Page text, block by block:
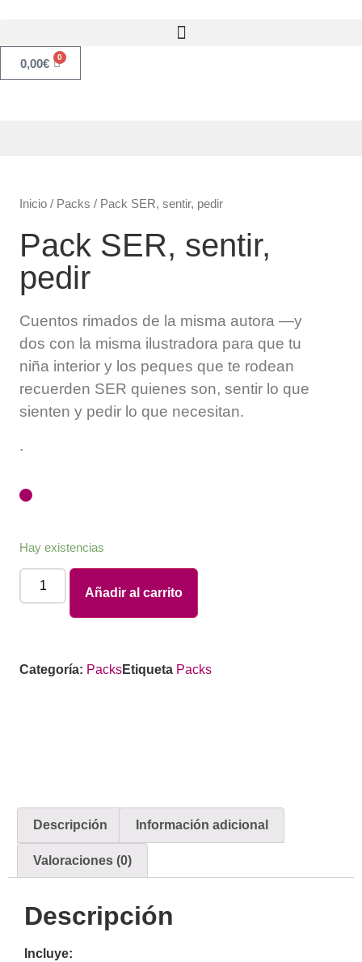
0,00€ 0
Inicio / Packs / Pack SER, sentir, pedir
Pack SER, sentir,
pedir
Cuentos rimados de la misma autora —y
dos con la misma ilustradora para que tu
niña interior y los peques que te rodean
recuerden SER quienes son, sentir lo que
sienten y pedir lo que necesitan.
.
Hay existencias
Añadir al carrito
Categoría: PacksEtiqueta Packs
Descripción Información adicional
Valoraciones (0)
Descripción
Incluye: